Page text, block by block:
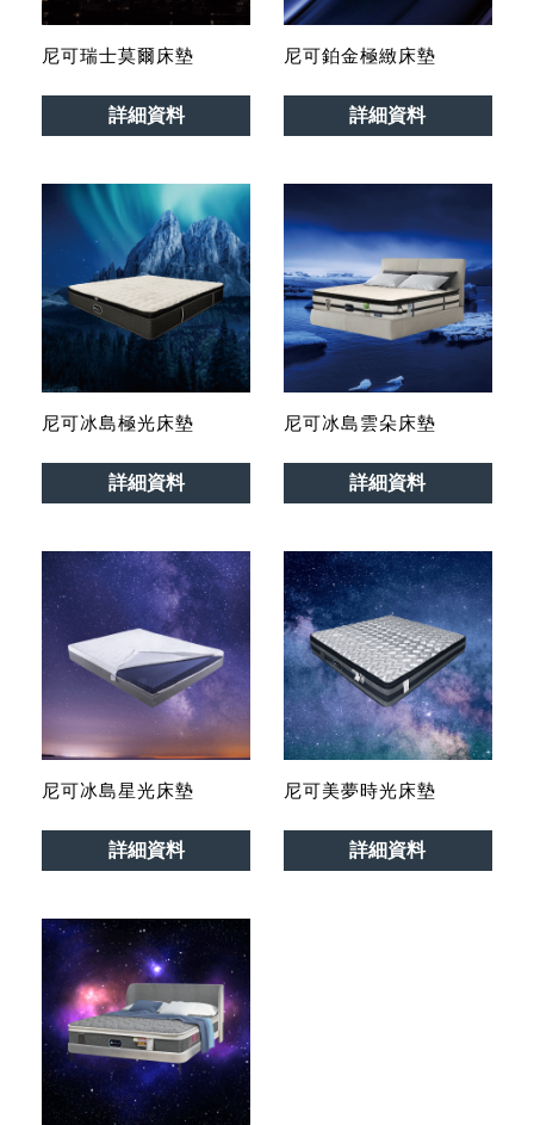
尼可瑞士莫爾床墊
詳細資料
尼可鉑金極緻床墊
詳細資料
尼可冰島極光床墊
詳細資料
尼可冰島雲朵床墊
詳細資料
尼可冰島星光床墊
詳細資料
尼可美夢時光床墊
詳細資料